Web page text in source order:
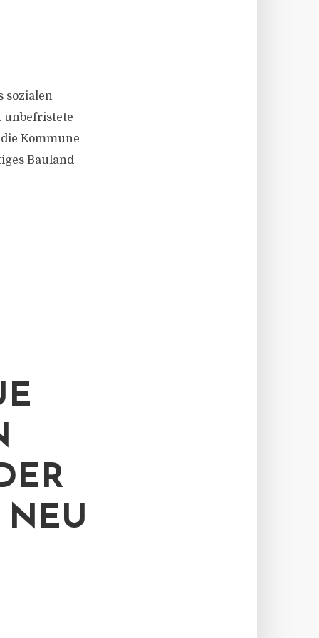
sozialen
unbefristete
Kommune
Bauland
NEU